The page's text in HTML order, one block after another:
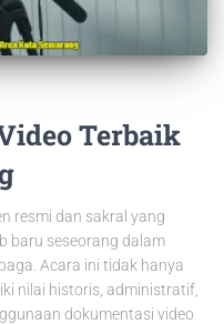
Terbaik
resmi dan sakral yang
baru seseorang dalam
Acara ini tidak hanya
nilai historis, administratif,
dokumentasi video